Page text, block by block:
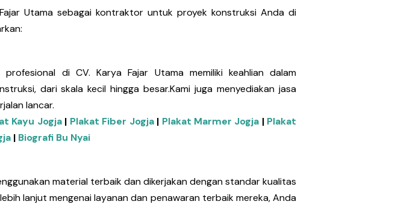
Utama sebagai kontraktor untuk proyek konstruksi Anda di
di CV. Karya Fajar Utama memiliki keahlian dalam
dari skala kecil hingga besar.Kami juga menyediakan jasa
lancar.
Kayu Jogja| Plakat Fiber Jogja| Plakat Marmer Jogja | Plakat
| Biografi Bu Nyai
material terbaik dan dikerjakan dengan standar kualitas
lanjut mengenai layanan dan penawaran terbaik mereka, Anda